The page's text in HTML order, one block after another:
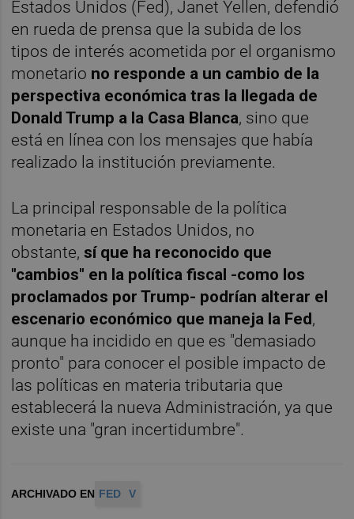
Estados Unidos (Fed), Janet Yellen, defendió
en rueda de prensa que la subida de los
tipos de interés acometida por el organismo
monetario no responde a un cambio de la
perspectiva económica tras la llegada de
Donald Trump a la Casa Blanca, sino que
está en línea con los mensajes que había
realizado la institución previamente.
La principal responsable de la política
monetaria en Estados Unidos, no
obstante, sí que ha reconocido que
"cambios" en la política fiscal -como los
proclamados por Trump- podrían alterar el
escenario económico que maneja la Fed,
aunque ha incidido en que es "demasiado
pronto" para conocer el posible impacto de
las políticas en materia tributaria que
establecerá la nueva Administración, ya que
existe una "gran incertidumbre".
ARCHIVADO EN FED V